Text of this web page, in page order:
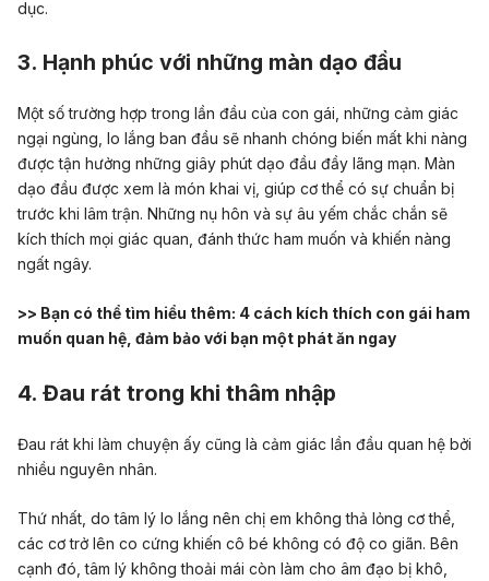
dục.
3. Hạnh phúc với những màn dạo đầu
Một số trường hợp trong lần đầu của con gái, những cảm giác
ngại ngùng, lo lắng ban đầu sẽ nhanh chóng biến mất khi nàng
được tận hưởng những giây phút dạo đầu đầy lãng mạn. Màn
dạo đầu được xem là món khai vị, giúp cơ thể có sự chuẩn bị
trước khi lâm trận. Những nụ hôn và sự âu yếm chắc chắn sẽ
kích thích mọi giác quan, đánh thức ham muốn và khiến nàng
ngất ngây.
>> Bạn có thể tìm hiểu thêm: 4 cách kích thích con gái ham
muốn quan hệ, đảm bảo với bạn một phát ăn ngay
4. Đau rát trong khi thâm nhập
Đau rát khi làm chuyện ấy cũng là cảm giác lần đầu quan hệ bởi
nhiều nguyên nhân.
Thứ nhất, do tâm lý lo lắng nên chị em không thả lỏng cơ thể,
các cơ trở lên co cứng khiến cô bé không có độ co giãn. Bên
cạnh đó, tâm lý không thoải mái còn làm cho âm đạo bị khô,